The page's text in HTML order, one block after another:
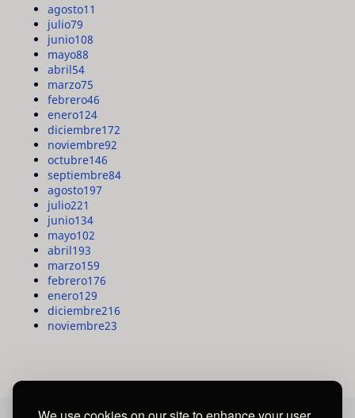
agosto11
julio79
junio108
mayo88
abril54
marzo75
febrero46
enero124
diciembre172
noviembre92
octubre146
septiembre84
agosto197
julio221
junio134
mayo102
abril193
marzo159
febrero176
enero129
diciembre216
noviembre23